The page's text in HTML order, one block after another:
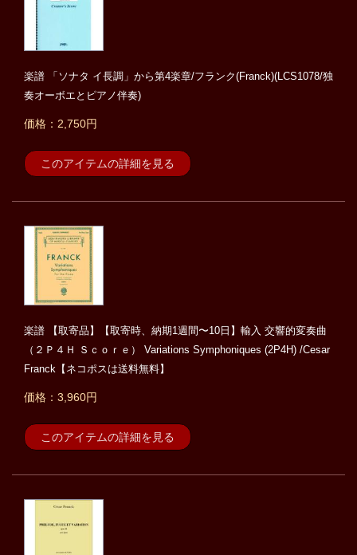
楽譜 「ソナタ イ長調」から第4楽章/フランク(Franck)(LCS1078/独
奏オーボエとピアノ伴奏)
価格：2,750円
このアイテムの詳細を見る
楽譜 【取寄品】【取寄時、納期1週間〜10日】輸入 交響的変奏曲
（２Ｐ４Ｈ Ｓｃｏｒｅ） Variations Symphoniques (2P4H) /Cesar
Franck【ネコポスは送料無料】
価格：3,960円
このアイテムの詳細を見る